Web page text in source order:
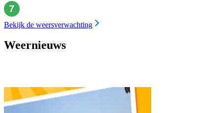
Bekijk de weersverwachting
Weernieuws